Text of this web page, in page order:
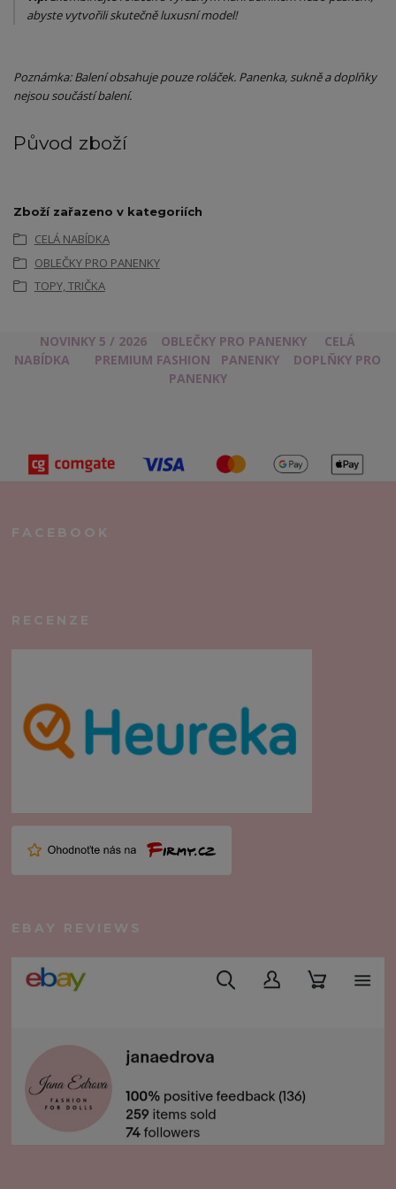
abyste vytvořili skutečně luxusní model!
Poznámka: Balení obsahuje pouze roláček. Panenka, sukně a doplňky
nejsou součástí balení.
Původ zboží
Zboží zařazeno v kategoriích
CELÁ NABÍDKA
OBLEČKY PRO PANENKY
TOPY, TRIČKA
NOVINKY 5 / 2026 OBLEČKY PRO PANENKY
CELÁ
NABÍDKA
PREMIUM FASHION PANENKY
DOPLŇKY PRO
PANENKY
FACEBOOK
RECENZE
EBAY REVIEWS